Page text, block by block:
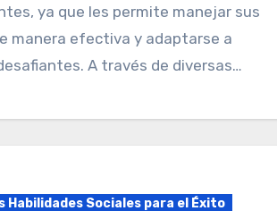
ya que les permite manejar sus
manera efectiva y adaptarse a
A través de diversas…
Habilidades Sociales para el Éxito